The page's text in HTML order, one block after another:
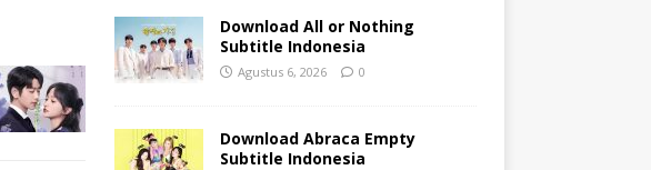
Download All or Nothing
Subtitle Indonesia
Agustus 6, 2026 0
Download Abraca Empty
Subtitle Indonesia